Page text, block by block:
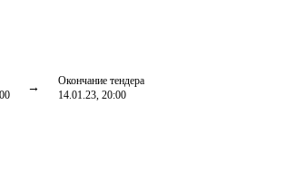
Окончание тендера
14.01.23, 20:00